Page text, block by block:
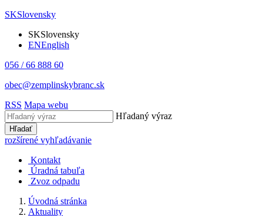
SKSlovensky
SKSlovensky
ENEnglish
056 / 66 888 60
obec@zemplinskybranc.sk
RSS Mapa webu
Hľadaný výraz
Hľadať
rozšírené vyhľadávanie
Kontakt
Úradná tabuľa
Zvoz odpadu
Úvodná stránka
Aktuality